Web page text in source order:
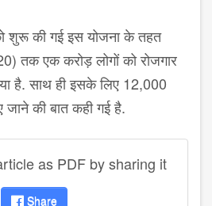
की गई इस योजना के तहत
तक एक करोड़ लोगों को रोजगार
है. साथ ही इसके लिए 12,000
की बात कही गई है.
as PDF by sharing it
Share